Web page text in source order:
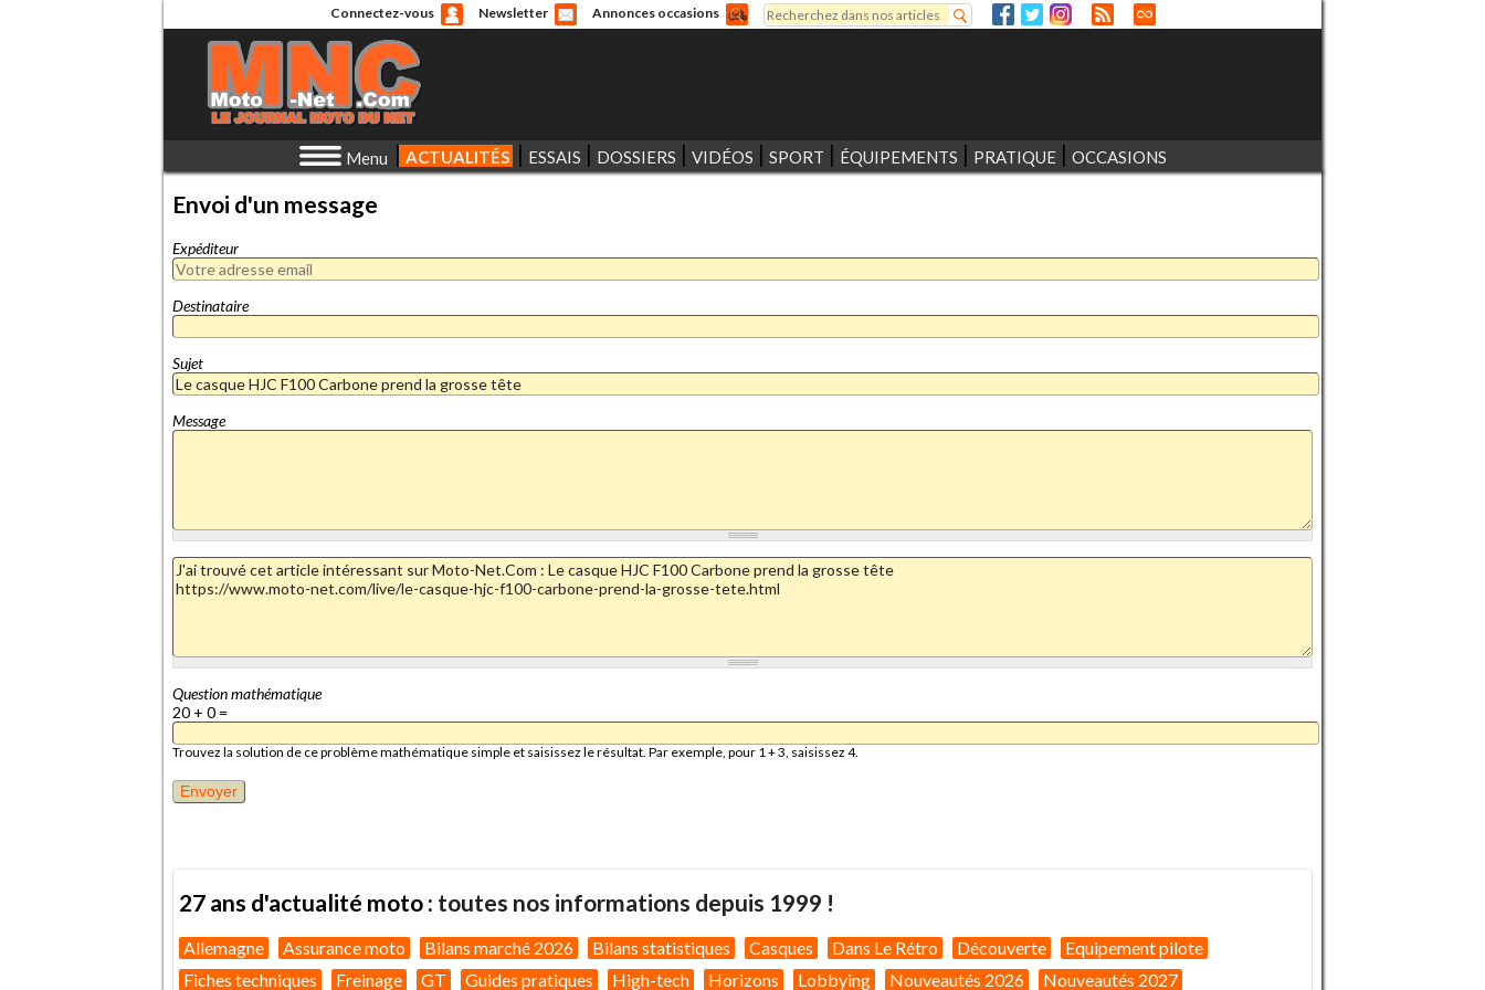
Connectez-vous Newsletter Annonces occasions
Formulaire de recherche
Rechercher
Menu ACTUALITÉS ESSAIS DOSSIERS VIDÉOS SPORT ÉQUIPEMENTS PRATIQUE OCCASIONS
Envoi d'un message
Expéditeur
Destinataire
Sujet
Message
Question mathématique
20 + 0 =
Trouvez la solution de ce problème mathématique simple et saisissez le résultat. Par exemple, pour 1 + 3, saisissez 4.
27 ans d'actualité moto : toutes nos informations depuis 1999 !
Allemagne Assurance moto Bilans marché 2026 Bilans statistiques Casques Dans Le Rétro Découverte
Equipement pilote
Fiches techniques
Freinage GT Guides pratiques High-tech Horizons Lobbying Nouveautés 2026 Nouveautés 2027